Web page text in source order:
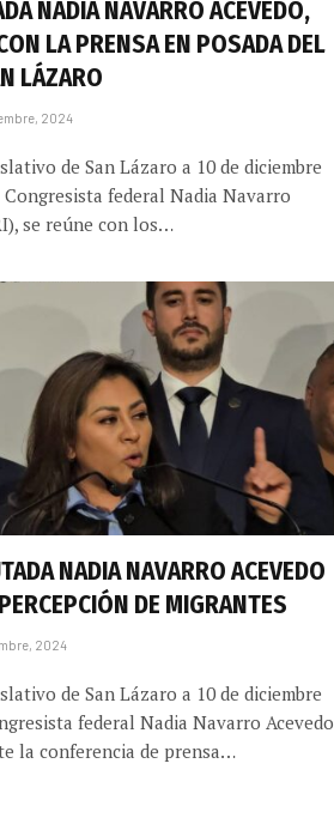
NADIA NAVARRO ACEVEDO,
LA PRENSA EN POSADA DEL
LÁZARO
2024
de San Lázaro a 10 de diciembre
Congresista federal Nadia Navarro
se reúne con los…
NADIA NAVARRO ACEVEDO
DE MIGRANTES
2024
de San Lázaro a 10 de diciembre
federal Nadia Navarro Acevedo
la conferencia de prensa…